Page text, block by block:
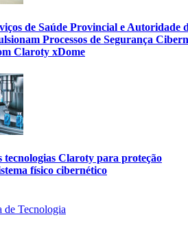
de Saúde Provincial e Autoridade
Processos de Segurança
Claroty xDome
tecnologias Claroty para proteção
físico cibernético
de Tecnologia